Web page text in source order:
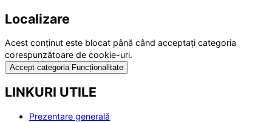
Localizare
Acest conținut este blocat până când acceptați categoria
corespunzătoare de cookie-uri.
Accept categoria Funcționalitate
LINKURI UTILE
Prezentare generală